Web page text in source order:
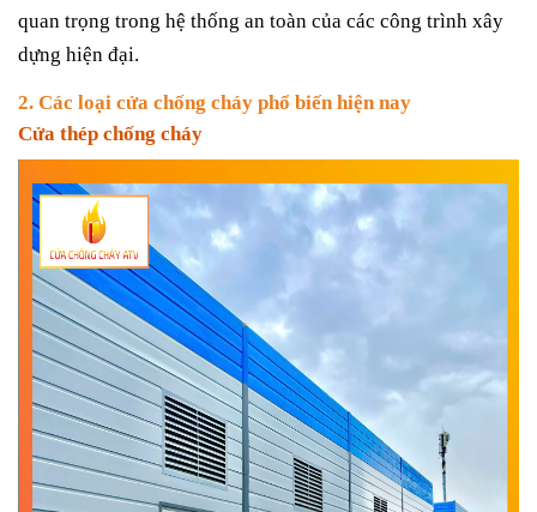
quan trọng trong hệ thống an toàn của các công trình xây
dựng hiện đại.
2. Các loại cửa chống cháy phổ biến hiện nay
Cửa thép chống cháy